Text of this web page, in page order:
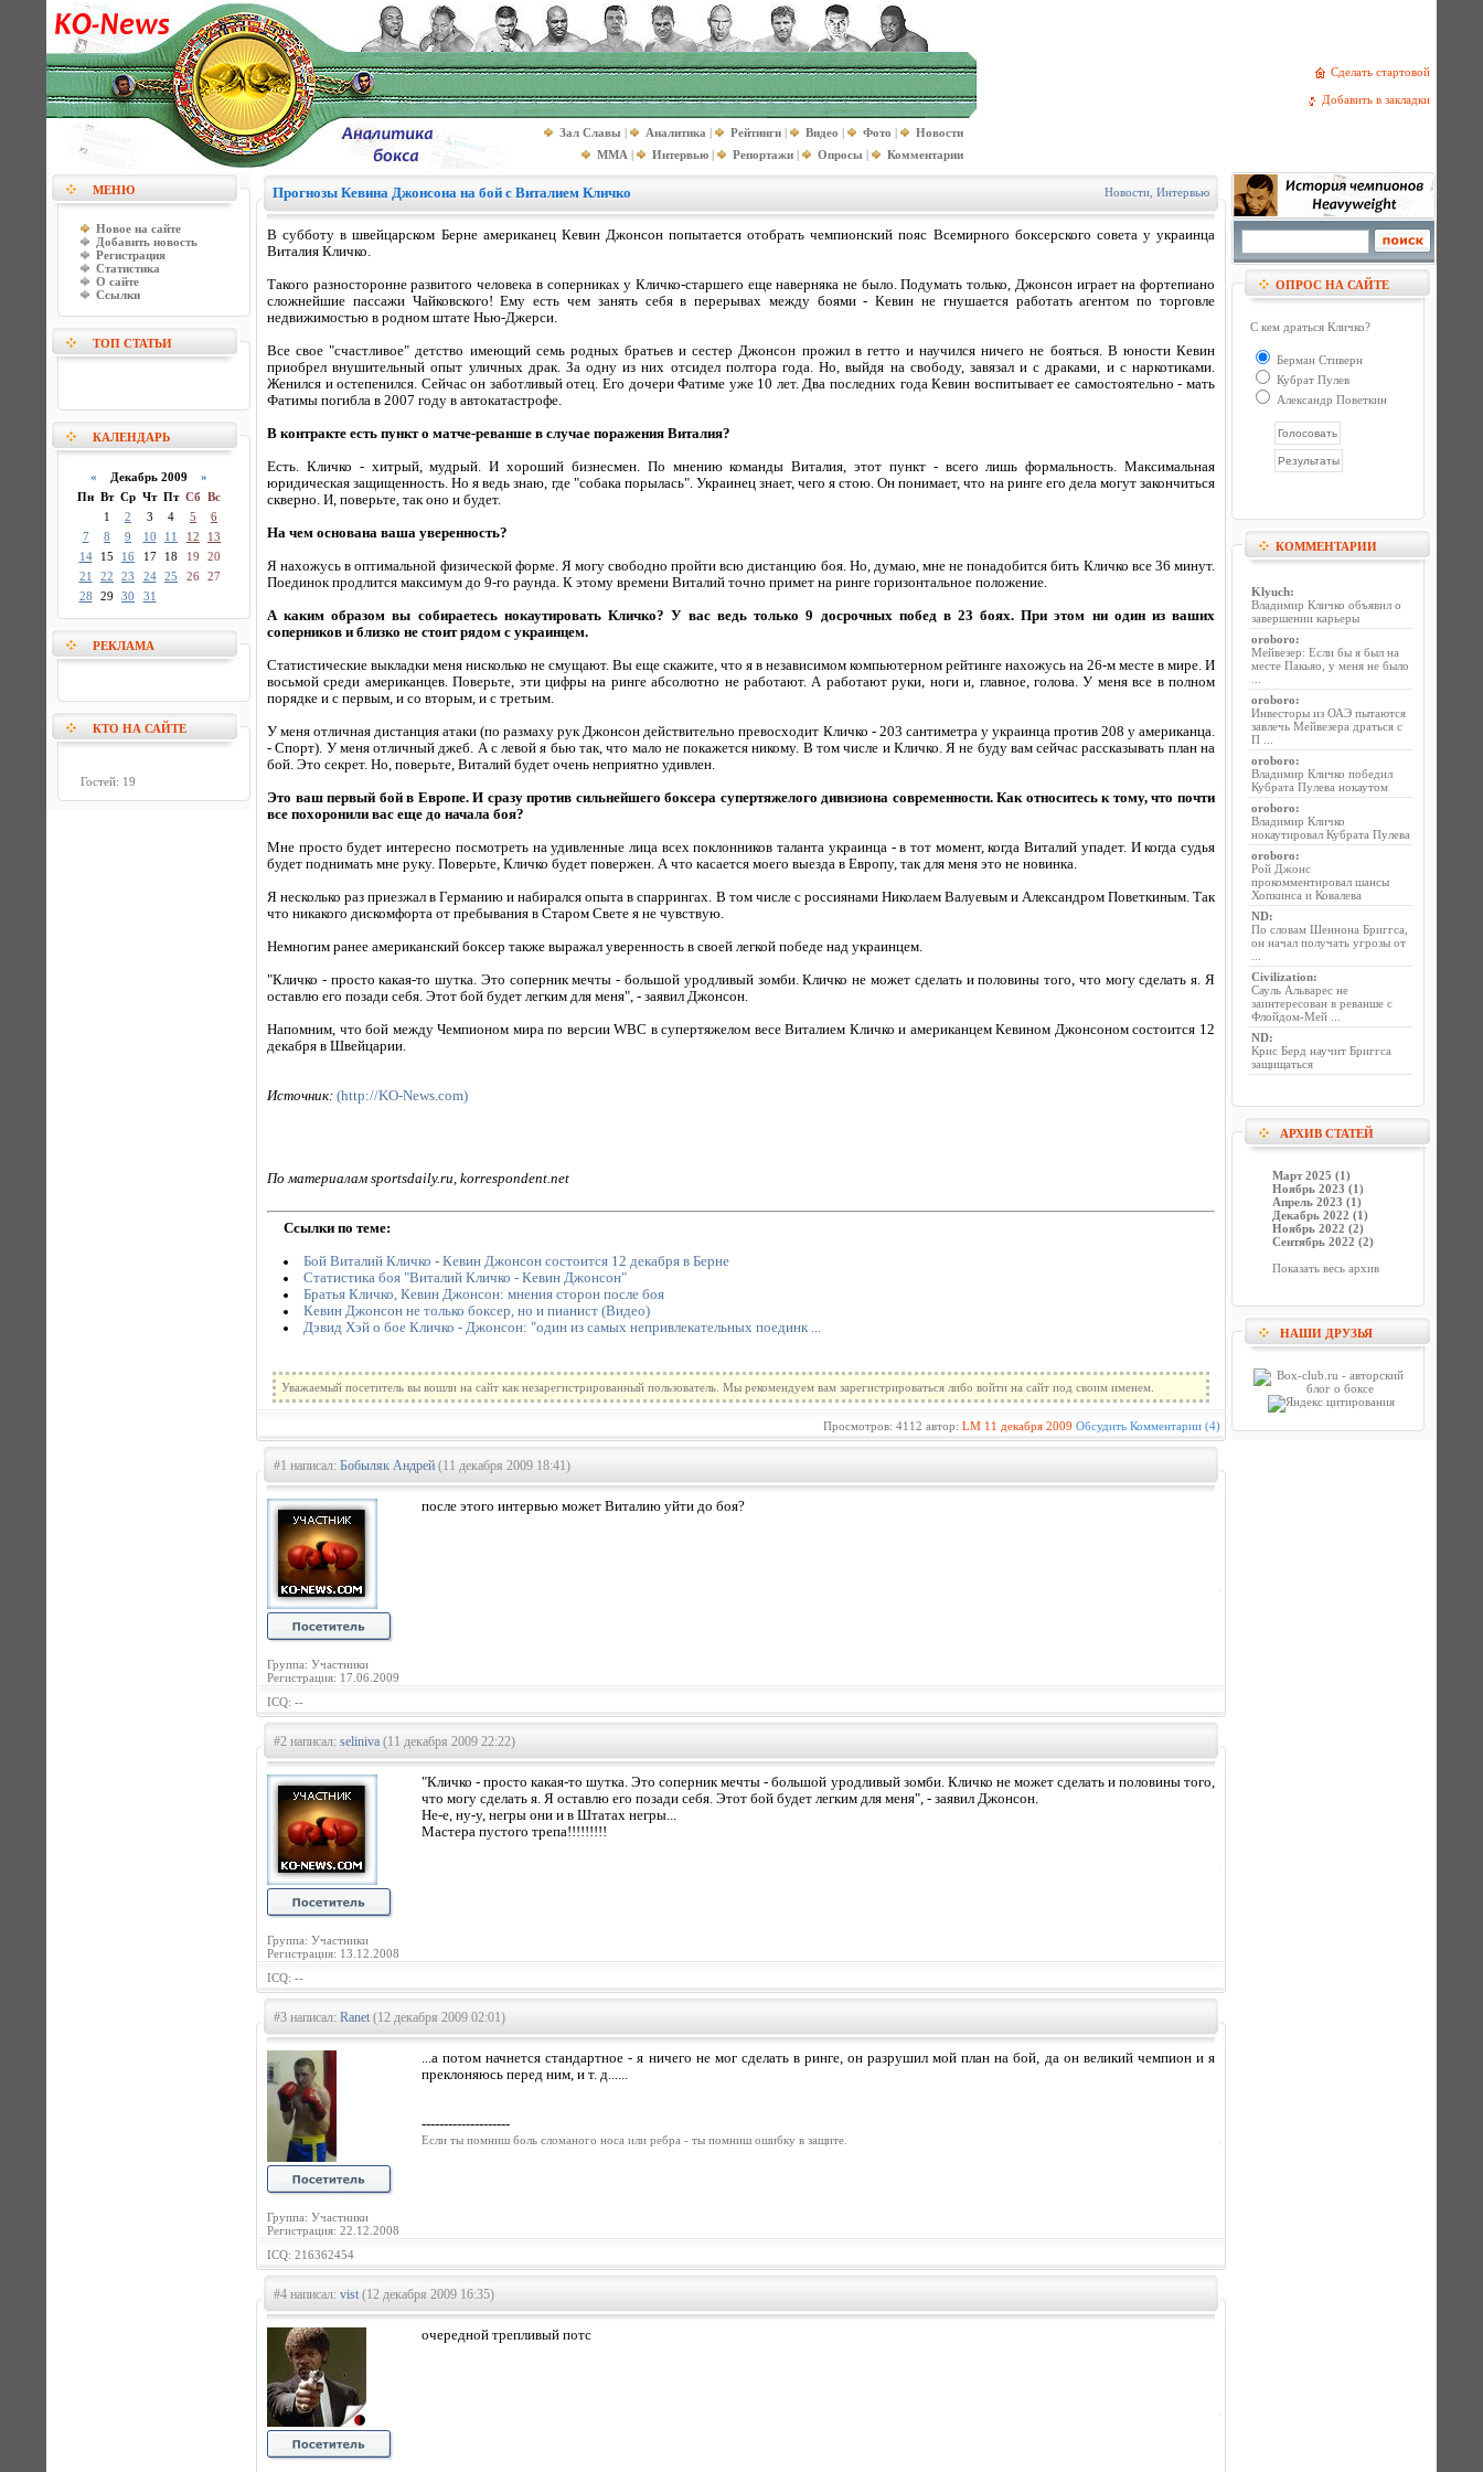
Сделать стартовой
Добавить в закладки
Зал Славы | Аналитика | Рейтинги | Видео | Фото |
Новости
MMA | Интервью | Репортажи | Опросы | Комментарии
МЕНЮ
Новое на сайте
Добавить новость
Регистрация
Статистика
О сайте
Ссылки
ТОП СТАТЬИ
КАЛЕНДАРЬ
« Декабрь 2009 »
Пн Вт Ср Чт Пт Сб Вс
1
2 3 4 5
6
7
8 9 10 11 12
13
14
15 16 17 18 19
20
21
22 23 24 25 26 27
28
29 30 31
РЕКЛАМА
КТО НА САЙТЕ
Гостей: 19
Прогнозы Кевина Джонсона на бой с Виталием Кличко Новости Интервью
В субботу в швейцарском Берне американец Кевин Джонсон попытается отобрать чемпионский пояс Всемирного боксерского совета у украинца
Виталия Кличко.
Такого разносторонне развитого человека в соперниках у Кличко-старшего еще наверняка не было. Подумать только, Джонсон играет на фортепиано
сложнейшие пассажи Чайковского! Ему есть чем занять себя в перерывах между боями - Кевин не гнушается работать агентом по торговле
недвижимостью в родном штате Нью-Джерси.
Все свое "счастливое" детство имеющий семь родных братьев и сестер Джонсон прожил в гетто и научился ничего не бояться. В юности Кевин
приобрел внушительный опыт уличных драк. За одну из них отсидел полтора года. Но, выйдя на свободу, завязал и с драками, и с наркотиками.
Женился и остепенился. Сейчас он заботливый отец. Его дочери Фатиме уже 10 лет. Два последних года Кевин воспитывает ее самостоятельно - мать
Фатимы погибла в 2007 году в автокатастрофе.
В контракте есть пункт о матче-реванше в случае поражения Виталия?
Есть. Кличко - хитрый, мудрый. И хороший бизнесмен. По мнению команды Виталия, этот пункт - всего лишь формальность. Максимальная
юридическая защищенность. Но я ведь знаю, где "собака порылась". Украинец знает, чего я стою. Он понимает, что на ринге его дела могут закончиться
скверно. И, поверьте, так оно и будет.
На чем основана ваша уверенность?
Я нахожусь в оптимальной физической форме. Я могу свободно пройти всю дистанцию боя. Но, думаю, мне не понадобится бить Кличко все 36 минут.
Поединок продлится максимум до 9-го раунда. К этому времени Виталий точно примет на ринге горизонтальное положение.
А каким образом вы собираетесь нокаутировать Кличко? У вас ведь только 9 досрочных побед в 23 боях. При этом ни один из ваших
соперников и близко не стоит рядом с украинцем.
Статистические выкладки меня нисколько не смущают. Вы еще скажите, что я в независимом компьютерном рейтинге нахожусь на 26-м месте в мире. И
восьмой среди американцев. Поверьте, эти цифры на ринге абсолютно не работают. А работают руки, ноги и, главное, голова. У меня все в полном
порядке и с первым, и со вторым, и с третьим.
У меня отличная дистанция атаки (по размаху рук Джонсон действительно превосходит Кличко - 203 сантиметра у украинца против 208 у американца.
- Спорт). У меня отличный джеб. А с левой я бью так, что мало не покажется никому. В том числе и Кличко. Я не буду вам сейчас рассказывать план на
бой. Это секрет. Но, поверьте, Виталий будет очень неприятно удивлен.
Это ваш первый бой в Европе. И сразу против сильнейшего боксера супертяжелого дивизиона современности. Как относитесь к тому, что почти
все похоронили вас еще до начала боя?
Мне просто будет интересно посмотреть на удивленные лица всех поклонников таланта украинца - в тот момент, когда Виталий упадет. И когда судья
будет поднимать мне руку. Поверьте, Кличко будет повержен. А что касается моего выезда в Европу, так для меня это не новинка.
Я несколько раз приезжал в Германию и набирался опыта в спаррингах. В том числе с россиянами Николаем Валуевым и Александром Поветкиным. Так
что никакого дискомфорта от пребывания в Старом Свете я не чувствую.
Немногим ранее американский боксер также выражал уверенность в своей легкой победе над украинцем.
"Кличко - просто какая-то шутка. Это соперник мечты - большой уродливый зомби. Кличко не может сделать и половины того, что могу сделать я. Я
оставлю его позади себя. Этот бой будет легким для меня", - заявил Джонсон.
Напомним, что бой между Чемпионом мира по версии WBC в супертяжелом весе Виталием Кличко и американцем Кевином Джонсоном состоится 12
декабря в Швейцарии.
Источник: (http://KO-News.com)
По материалам sportsdaily.ru, korrespondent.net
Ссылки по теме:
Бой Виталий Кличко - Кевин Джонсон состоится 12 декабря в Берне
Статистика боя "Виталий Кличко - Кевин Джонсон"
Братья Кличко, Кевин Джонсон: мнения сторон после боя
Кевин Джонсон не только боксер, но и пианист (Видео)
Дэвид Хэй о бое Кличко - Джонсон: "один из самых непривлекательных поединк ...
Уважаемый посетитель вы вошли на сайт как незарегистрированный пользователь. Мы рекомендуем вам зарегистрироваться либо войти на сайт под своим именем.
Просмотров: 4112 автор: LM 11 декабря 2009 Обсудить Комментарии (4)
#1 написал: Бобыляк Андрей (11 декабря 2009 18:41)
Группа: Участники
Регистрация: 17.06.2009
после этого интервью может Виталию уйти до боя?
ICQ: --
#2 написал: seliniva (11 декабря 2009 22:22)
Группа: Участники
Регистрация: 13.12.2008
"Кличко - просто какая-то шутка. Это соперник мечты - большой уродливый зомби. Кличко не может сделать и половины того,
что могу сделать я. Я оставлю его позади себя. Этот бой будет легким для меня", - заявил Джонсон.
Не-е, ну-у, негры они и в Штатах негры...
Мастера пустого трепа!!!!!!!!!
ICQ: --
#3 написал: Ranet(12 декабря 2009 02:01)
Группа: Участники
Регистрация: 22.12.2008
...а потом начнется стандартное - я ничего не мог сделать в ринге, он разрушил мой план на бой, да он великий чемпион и я
преклоняюсь перед ним, и т. д......
--------------------
Если ты помниш боль сломаного носа или ребра - ты помниш ошибку в защите.
ICQ: 216362454
#4 написал: vist(12 декабря 2009 16:35)
очередной трепливый потс
ОПРОС НА САЙТЕ
С кем драться Кличко?
Берман Стиверн
Кубрат Пулев
Александр Поветкин
КОММЕНТАРИИ
Klyuch:
Владимир Кличко объявил о
завершении карьеры
oroboro:
Мейвезер: Если бы я был на
месте Пакьяо, у меня не было
oroboro:
Инвесторы из ОАЭ пытаются
завлечь Мейвезера драться с
П ...
oroboro:
Владимир Кличко победил
Кубрата Пулева нокаутом
oroboro:
Владимир Кличко
нокаутировал Кубрата Пулева
oroboro:
Рой Джонс
прокомментировал шансы
Хопкинса и Ковалева
ND:
По словам Шеннона Бриггса,
он начал получать угрозы от
Civilization:
Сауль Альварес не
заинтересован в реванше с
Флойдом-Мей ...
ND:
Крис Берд научит Бриггса
защищаться
АРХИВ СТАТЕЙ
Март 2025 (1)
Ноябрь 2023 (1)
Апрель 2023 (1)
Декабрь 2022 (1)
Ноябрь 2022 (2)
Сентябрь 2022 (2)
Показать весь архив
НАШИ ДРУЗЬЯ